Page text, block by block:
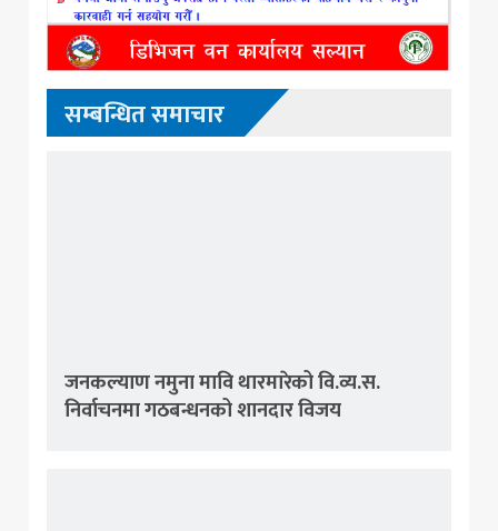
सम्बन्धित समाचार
जनकल्याण नमुना मावि थारमारेको वि.व्य.स.
निर्वाचनमा गठबन्धनको शानदार विजय